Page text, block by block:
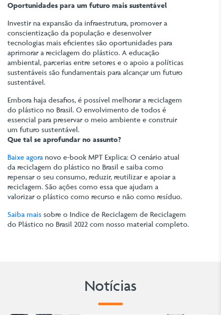
Oportunidades para um futuro mais sustentável
Investir na expansão da infraestrutura, promover a
conscientização da população e desenvolver
tecnologias mais eficientes são oportunidades para
aprimorar a reciclagem do plástico. A educação
ambiental, parcerias entre setores e o apoio a políticas
sustentáveis são fundamentais para alcançar um futuro
sustentável.
Embora haja desafios, é possível melhorar a reciclagem
do plástico no Brasil. O envolvimento de todos é
essencial para preservar o meio ambiente e construir
um futuro sustentável.
Que tal se aprofundar no assunto?
Baixe agora novo e-book MPT Explica: O cenário atual
da reciclagem do plástico no Brasil e saiba como
repensar o seu consumo, reduzir, reutilizar e apoiar a
reciclagem. São ações como essa que ajudam a
valorizar o plástico como recurso e não como resíduo.
Saiba mais sobre o Indice de Reciclagem de Reciclagem
do Plástico no Brasil 2022 com nosso material completo.
Notícias